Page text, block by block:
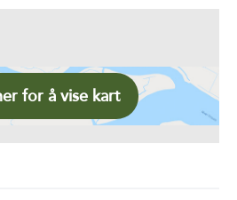
for å vise kart